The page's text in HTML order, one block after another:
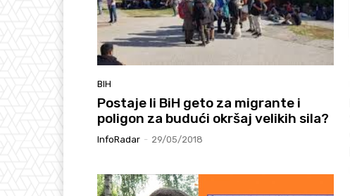
BIH
Postaje li BiH geto za migrante i
poligon za budući okršaj velikih sila?
InfoRadar - 29/05/2018